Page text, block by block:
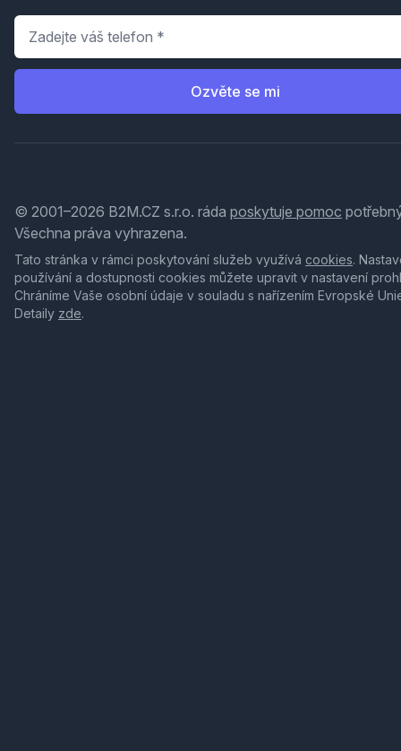
Telefon
Ozvěte se mi
© 2001–2026 B2M.CZ s.r.o. ráda poskytuje pomoc
Všechna práva vyhrazena.
Tato stránka v rámci poskytování služeb využívá cookies.
používání a dostupnosti cookies můžete upravit v nastavení
Chráníme Vaše osobní údaje v souladu s nařízením Evropské
Detaily zde.